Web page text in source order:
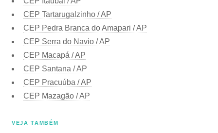
CEP Tartarugalzinho / AP
CEP Pedra Branca do Amapari / AP
CEP Serra do Navio / AP
CEP Macapá / AP
CEP Santana / AP
CEP Pracuúba / AP
CEP Mazagão / AP
VEJA TAMBÉM